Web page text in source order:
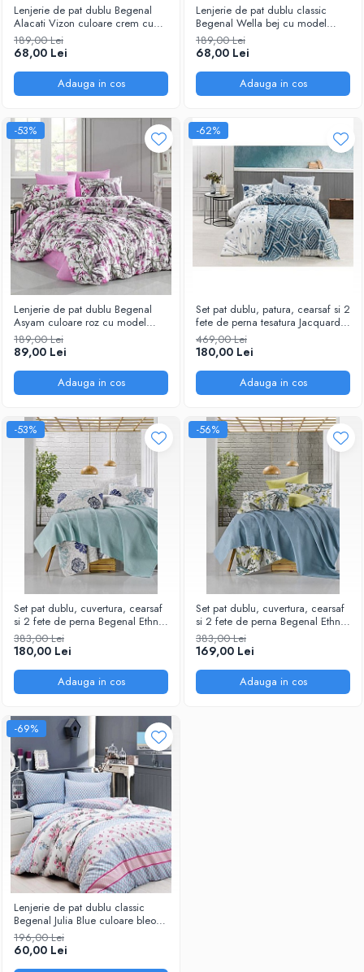
Lenjerie de pat dublu Begenal
Alacati Vizon culoare crem cu
model
189,00 Lei
68,00 Lei
Adauga in cos
Lenjerie de pat dublu classic
Begenal Wella bej cu model
geometric
189,00 Lei
68,00 Lei
Adauga in cos
-53%
Lenjerie de pat dublu Begenal
Asyam culoare roz cu model
floral
189,00 Lei
89,00 Lei
Adauga in cos
-62%
Set pat dublu, patura, cearsaf si 2
fete de perna tesatura Jacquard
Begenal, Valeria Onix
469,00 Lei
180,00 Lei
Adauga in cos
-53%
Set pat dublu, cuvertura, cearsaf
si 2 fete de perna Begenal Ethnic
Forte
383,00 Lei
180,00 Lei
Adauga in cos
-56%
Set pat dublu, cuvertura, cearsaf
si 2 fete de perna Begenal Ethnic
Asya
383,00 Lei
169,00 Lei
Adauga in cos
-69%
Lenjerie de pat dublu classic
Begenal Julia Blue culoare bleo
cu roz model geometric
196,00 Lei
60,00 Lei